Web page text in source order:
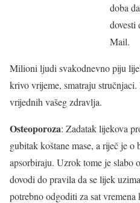
doba
dovesti
Mail.
Milioni ljudi svakodnevno piju
krivo vrijeme, smatraju
vrijednih vašeg zdravlja.
Osteoporoza: Zadatak lijekova
gubitak koštane mase, a riječ je o
apsorbiraju. Uzrok tome je slabo
dovodi do pravila da se lijek
potrebno odgoditi za sat